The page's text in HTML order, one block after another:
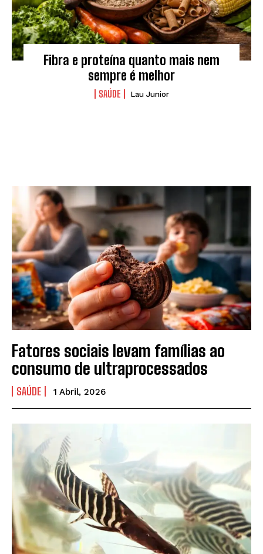
Fibra e proteína quanto mais nem
sempre é melhor
SAÚDE Lau Junior
Fatores sociais levam famílias ao
consumo de ultraprocessados
SAÚDE 1 Abril, 2026